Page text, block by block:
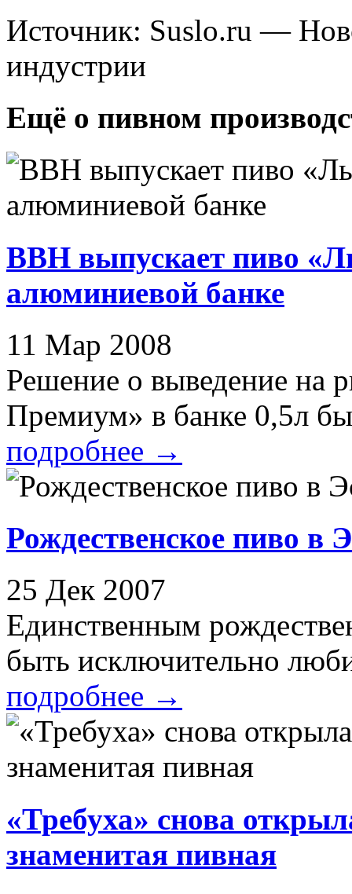
Источник: Suslo.ru —
индустрии
Ещё о пивном
ВВН выпускает пиво
алюминиевой банке
11 Мар 2008
Решение о выведение на
Премиум» в банке 0,5л
подробнее →
Рождественское пиво в
25 Дек 2007
Единственным
быть исключительно
подробнее →
«Требуха» снова
знаменитая пивная